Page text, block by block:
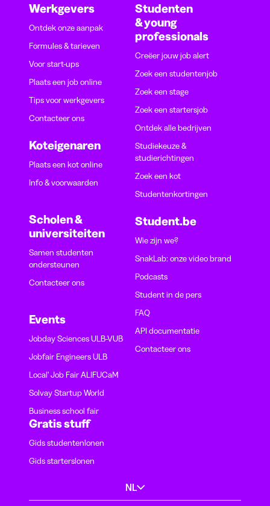
Werkgevers
Ontdek onze aanpak
Formules & tarieven
Voor start-ups
Plaats een job online
Tips voor werkgevers
Contacteer ons
Koteigenaren
Plaats een kot online
Info & voorwaarden
Scholen &
universiteiten
Samen studenten
ondersteunen
Contacteer ons
Events
Jobday Sciences ULB-VUB
Jobfair Engineers ULB
Local' Job Fair ALIFUCaM
Solvay Startup World
Business school fair
Studenten
& young
professionals
Creëer jouw job alert
Zoek een studentenjob
Zoek een stage
Zoek een startersjob
Ontdek alle bedrijven
Studiekeuze &
studierichtingen
Zoek een kot
Studentenkortingen
Student.be
Wie zijn we?
SnakLab: onze video brand
Podcasts
Student in de pers
FAQ
API documentatie
Contacteer ons
Gratis stuff
Gids studentenlonen
Gids starterslonen
NL